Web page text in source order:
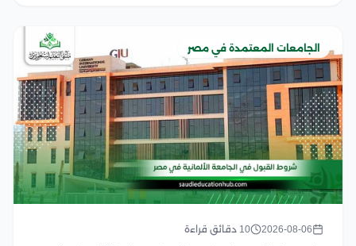
الجامعات المعتمدة في مصر
2026-08-06 10 دقائق قراءة